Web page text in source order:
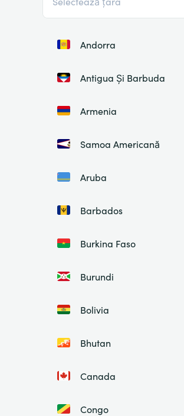
Andorra
Antigua Și Barbuda
Armenia
Samoa Americană
Aruba
Barbados
Burkina Faso
Burundi
Bolivia
Bhutan
Canada
Congo